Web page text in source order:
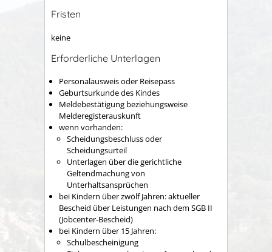
Fristen
keine
Erforderliche Unterlagen
Personalausweis oder Reisepass
Geburtsurkunde des Kindes
Meldebestätigung beziehungsweise
Melderegisterauskunft
wenn vorhanden:
Scheidungsbeschluss oder
Scheidungsurteil
Unterlagen über die gerichtliche
Geltendmachung von
Unterhaltsansprüchen
bei Kindern über zwölf Jahren: aktueller
Bescheid über Leistungen nach dem SGB II
(Jobcenter-Bescheid)
bei Kindern über 15 Jahren:
Schulbescheinigung